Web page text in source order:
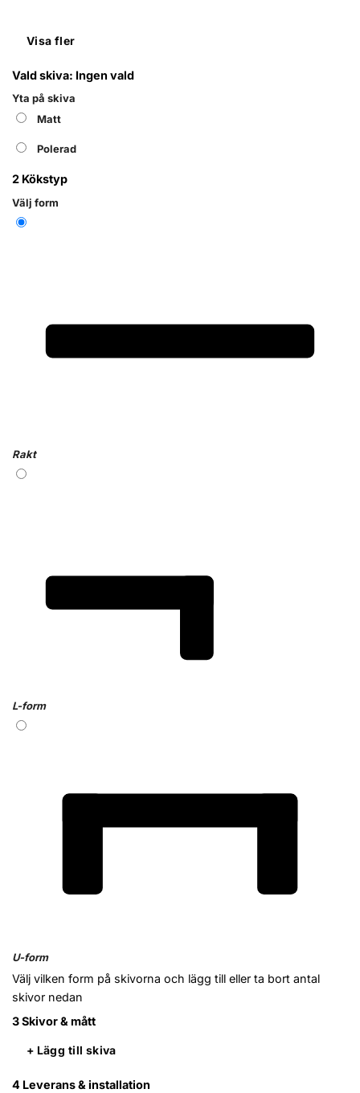
Visa fler
Vald skiva: Ingen vald
Yta på skiva
Matt
Polerad
2 Kökstyp
Välj form
Rakt
L-form
U-form
Välj vilken form på skivorna och lägg till eller ta bort antal
skivor nedan
3Skivor & mått
+ Lägg till skiva
4 Leverans & installation